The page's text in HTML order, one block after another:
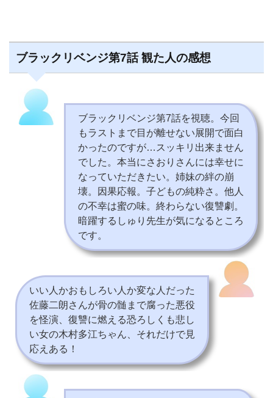
ブラックリベンジ第7話 観た人の感想
ブラックリベンジ第7話を視聴。今回
もラストまで目が離せない展開で面白
かったのですが…スッキリ出来ません
でした。本当にさおりさんには幸せに
なっていただきたい。姉妹の絆の崩
壊。因果応報。子どもの純粋さ。他人
の不幸は蜜の味。終わらない復讐劇。
暗躍するしゅり先生が気になるところ
です。
いい人かおもしろい人か変な人だった
佐藤二朗さんが骨の髄まで腐った悪役
を怪演、復讐に燃える恐ろしくも悲し
い女の木村多江ちゃん、それだけで見
応えある！